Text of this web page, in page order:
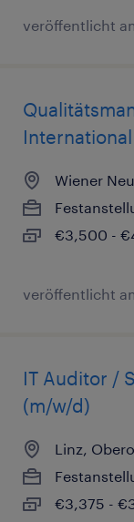
veröffentlicht
Wiener
€3,500 -
veröffentlicht
IT Auditor /
(m/w/d)
Linz,
€3,375 -